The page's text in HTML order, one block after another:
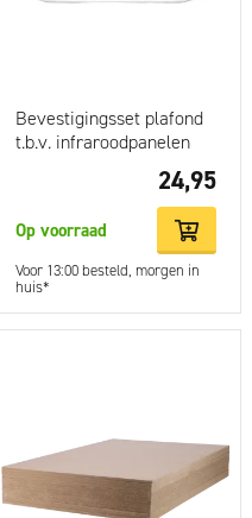
Bevestigingsset plafond
t.b.v. infraroodpanelen
24,95
Op voorraad
Voor 13:00 besteld, morgen in
huis*